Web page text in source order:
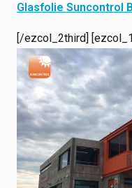
Glasfolie Suncontrol
[/ezcol_2third]